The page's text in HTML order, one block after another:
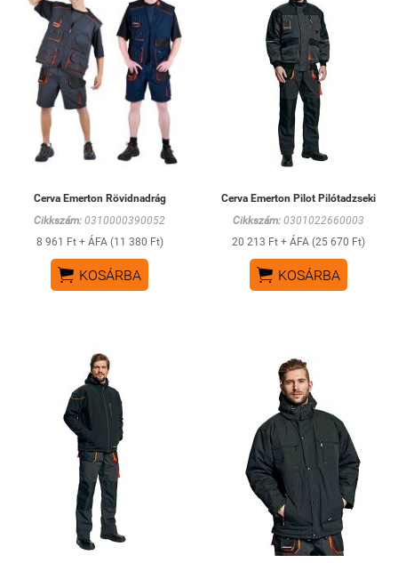
Cerva Emerton Rövidnadrág
Cikkszám: 0310000390052
8 961 Ft + ÁFA (11 380 Ft)
 KOSÁRBA
Cerva Emerton Pilot Pilótadzseki
Cikkszám: 0301022660003
20 213 Ft + ÁFA (25 670 Ft)
 KOSÁRBA